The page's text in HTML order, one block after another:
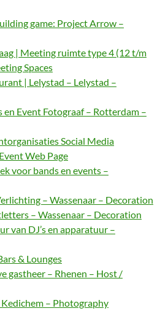
game: Project Arrow –
| Meeting ruimte type 4 (12 t/m
Spaces
| Lelystad – Lelystad –
en Event Fotograaf – Rotterdam –
Social Media
Web Page
voor bands en events –
– Wassenaar – Decoration
– Wassenaar – Decoration
van DJ’s en apparatuur –
& Lounges
gastheer – Rhenen – Host /
– Photography